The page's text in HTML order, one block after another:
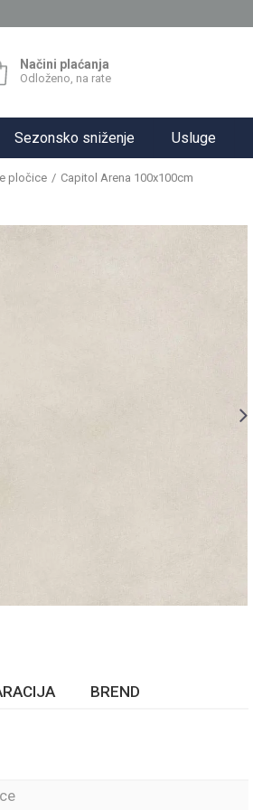
Načini plaćanja
Odloženo, na rate
Sezonsko sniženje Usluge
pločice Capitol Arena 100x100cm
BREND